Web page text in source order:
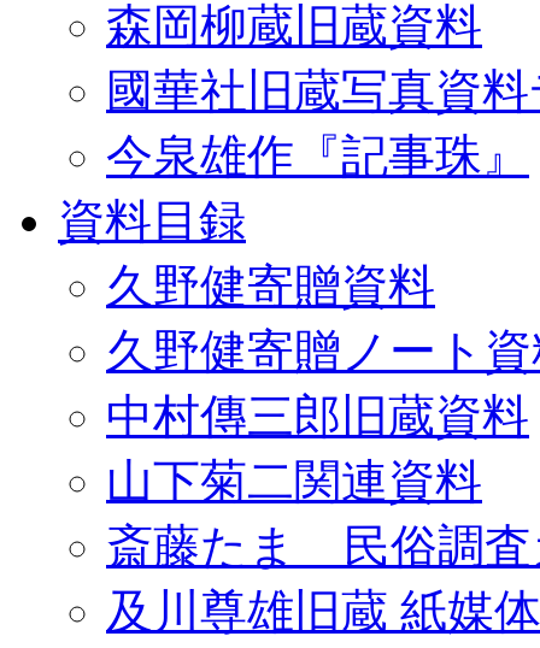
森岡柳蔵旧蔵資料
國華社旧蔵写真資
今泉雄作『記事珠』
資料目録
久野健寄贈資料
久野健寄贈ノート
中村傳三郎旧蔵資料
山下菊二関連資料
斎藤たま 民俗調査
及川尊雄旧蔵 紙媒